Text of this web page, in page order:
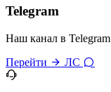
Telegram
Наш канал в Telegram
Перейти
ЛС